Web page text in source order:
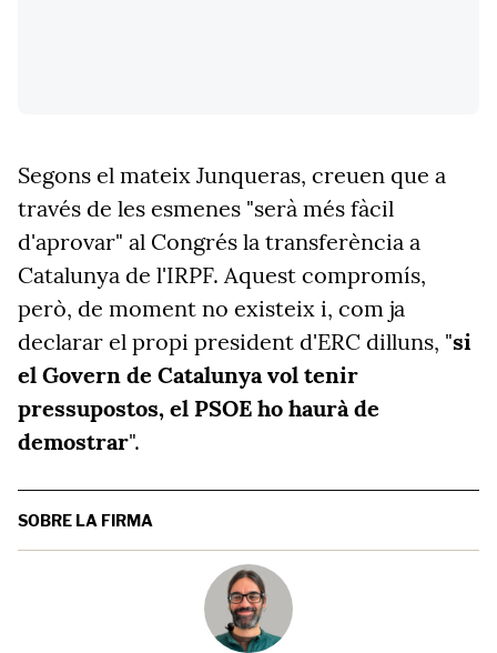
Segons el mateix Junqueras, creuen que a
través de les esmenes "serà més fàcil
d'aprovar" al Congrés la transferència a
Catalunya de l'IRPF. Aquest compromís,
però, de moment no existeix i, com ja
declarar el propi president d'ERC dilluns, "si
el Govern de Catalunya vol tenir
pressupostos, el PSOE ho haurà de
demostrar".
SOBRE LA FIRMA